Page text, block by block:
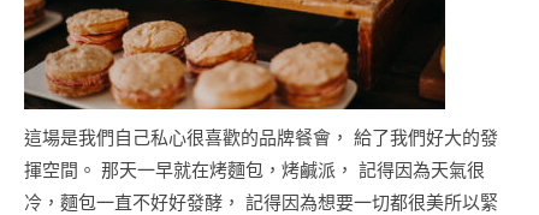
這場是我們自己私心很喜歡的品牌餐會， 給了我們好大的發
揮空間。 那天一早就在烤麵包，烤鹹派， 記得因為天氣很
冷，麵包一直不好好發酵， 記得因為想要一切都很美所以緊